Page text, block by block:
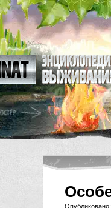
Опубликовано: